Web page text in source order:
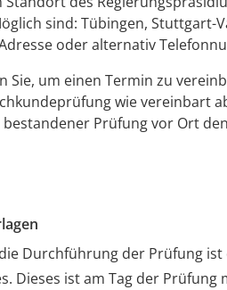
sind: Tübingen, Stuttgart-
oder alternativ
Sie, um einen Termin zu
wie vereinbart
Prüfung vor Ort
Durchführung der Prüfung ist
Dieses ist am Tag der